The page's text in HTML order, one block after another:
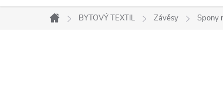
Domů
BYTOVÝ TEXTIL Závěsy Spony